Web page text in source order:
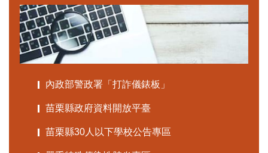
內政部警政署「打詐儀錶板」
苗栗縣政府資料開放平臺
苗栗縣30人以下學校公告專區